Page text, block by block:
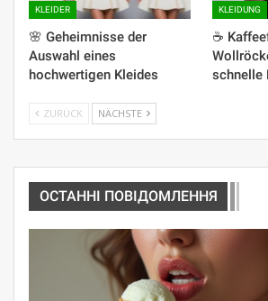
KLEIDER
🌸 Geheimnisse der
Auswahl eines
hochwertigen Kleides
KLEIDUNG
☕️
schnelle
ZURÜCK NÄCHSTE
ОСТАННІ ПОВІДОМЛЕННЯ